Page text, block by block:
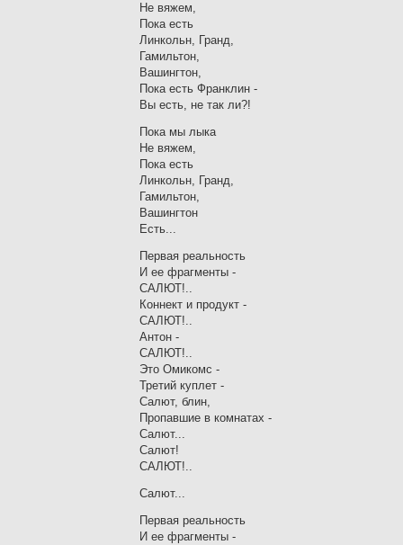
Не вяжем,
Пока есть
Линкольн, Гранд,
Гамильтон,
Вашингтон,
Пока есть Франклин -
Вы есть, не так ли?!
Пока мы лыка
Не вяжем,
Пока есть
Линкольн, Гранд,
Гамильтон,
Вашингтон
Есть...
Первая реальность
И ее фрагменты -
САЛЮТ!..
Коннект и продукт -
САЛЮТ!..
Антон -
САЛЮТ!..
Это Омикомс -
Третий куплет -
Салют, блин,
Пропавшие в комнатах -
Салют...
Салют!
САЛЮТ!..
Салют...
Первая реальность
И ее фрагменты -